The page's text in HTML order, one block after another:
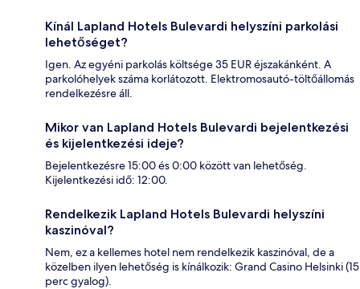
Kínál Lapland Hotels Bulevardi helyszíni parkolási
lehetőséget?
Igen. Az egyéni parkolás költsége 35 EUR éjszakánként. A
parkolóhelyek száma korlátozott. Elektromosautó-töltőállomás
rendelkezésre áll.
Mikor van Lapland Hotels Bulevardi bejelentkezési
és kijelentkezési ideje?
Bejelentkezésre 15:00 és 0:00 között van lehetőség.
Kijelentkezési idő: 12:00.
Rendelkezik Lapland Hotels Bulevardi helyszíni
kaszinóval?
Nem, ez a kellemes hotel nem rendelkezik kaszinóval, de a
közelben ilyen lehetőség is kínálkozik: Grand Casino Helsinki (15
perc gyalog).